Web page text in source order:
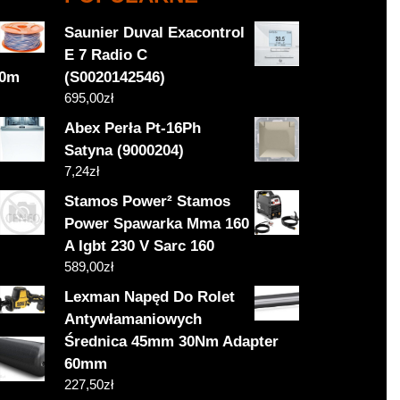
Saunier Duval Exacontrol
E 7 Radio C
(S0020142546)
695,00zł
Abex Perła Pt-16Ph
Satyna (9000204)
7,24zł
Stamos Power² Stamos
Power Spawarka Mma 160
A Igbt 230 V Sarc 160
589,00zł
Lexman Napęd Do Rolet
Antywłamaniowych
Średnica 45mm 30Nm Adapter
60mm
227,50zł